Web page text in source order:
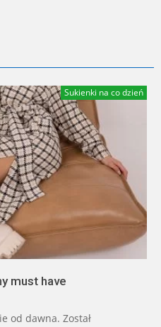
Sukienki na co dzień
must have
od dawna. Został